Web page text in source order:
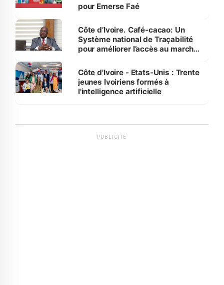
pour Emerse Faé
Côte d’Ivoire. Café-cacao: Un
Système national de Traçabilité
pour améliorer l’accès au marché
Côte d'Ivoire - Etats-Unis : Trente
jeunes Ivoiriens formés à
l'intelligence artificielle
PUBLICITÉ